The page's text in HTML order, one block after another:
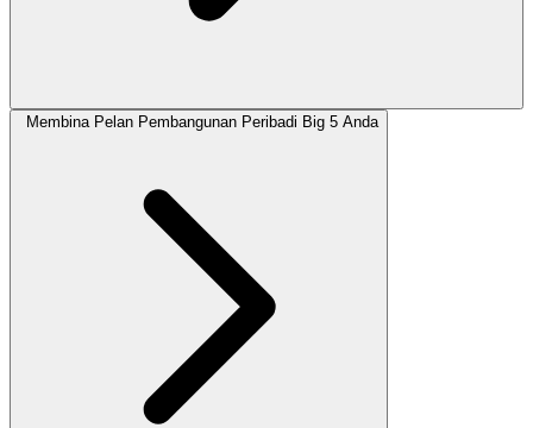
Membina Pelan Pembangunan Peribadi Big 5 Anda